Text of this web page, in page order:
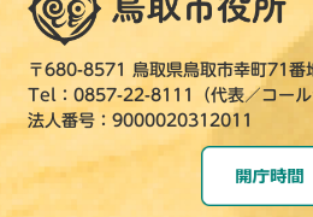
〒680-8571 鳥取県鳥取市幸町71番
Tel：0857-22-8111（代表／コール
法人番号：9000020312011